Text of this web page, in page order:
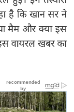
है कि खान सर ने
मैम और क्या इस
वायरल खबर का